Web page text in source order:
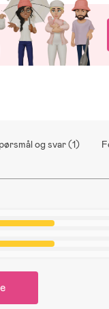
og svar (1)